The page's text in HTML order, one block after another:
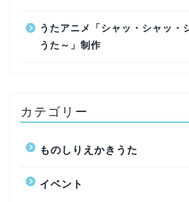
うたアニメ「シャッ・シャッ・
うた～」制作
カテゴリー
ものしりえかきうた
イベント